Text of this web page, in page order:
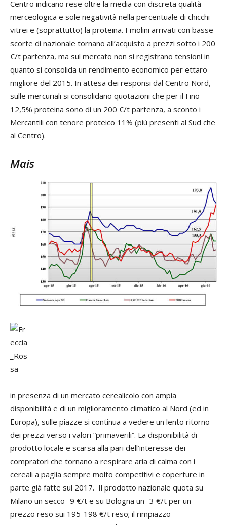
Centro indicano rese oltre la media con discreta qualità
merceologica e sole negatività nella percentuale di chicchi
vitrei e (soprattutto) la proteina. I molini arrivati con basse
scorte di nazionale tornano all’acquisto a prezzi sotto i 200
€/t partenza, ma sul mercato non si registrano tensioni in
quanto si consolida un rendimento economico per ettaro
migliore del 2015. In attesa dei responsi dal Centro Nord,
sulle mercuriali si consolidano quotazioni che per il Fino
12,5% proteina sono di un 200 €/t partenza, a sconto i
Mercantili con tenore proteico 11% (più presenti al Sud che
al Centro).
Mais
in presenza di un mercato cerealicolo con ampia
disponibilità e di un miglioramento climatico al Nord (ed in
Europa), sulle piazze si continua a vedere un lento ritorno
dei prezzi verso i valori “primaverili”. La disponibilità di
prodotto locale e scarsa alla pari dell’interesse dei
compratori che tornano a respirare aria di calma con i
cereali a paglia sempre molto competitivi e coperture in
parte già fatte sul 2017. Il prodotto nazionale quota su
Milano un secco -9 €/t e su Bologna un -3 €/t per un
prezzo reso sui 195-198 €/t reso; il rimpiazzo